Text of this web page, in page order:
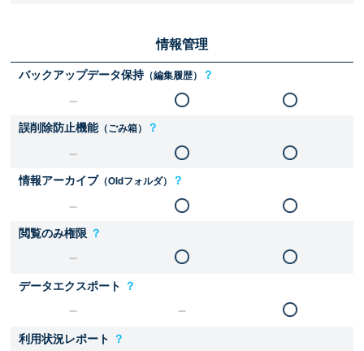
情報管理
バックアップデータ保持（編集履歴） ？
誤削除防止機能（ごみ箱） ？
情報アーカイブ（Oldフォルダ） ？
閲覧のみ権限 ？
データエクスポート ？
利用状況レポート ？